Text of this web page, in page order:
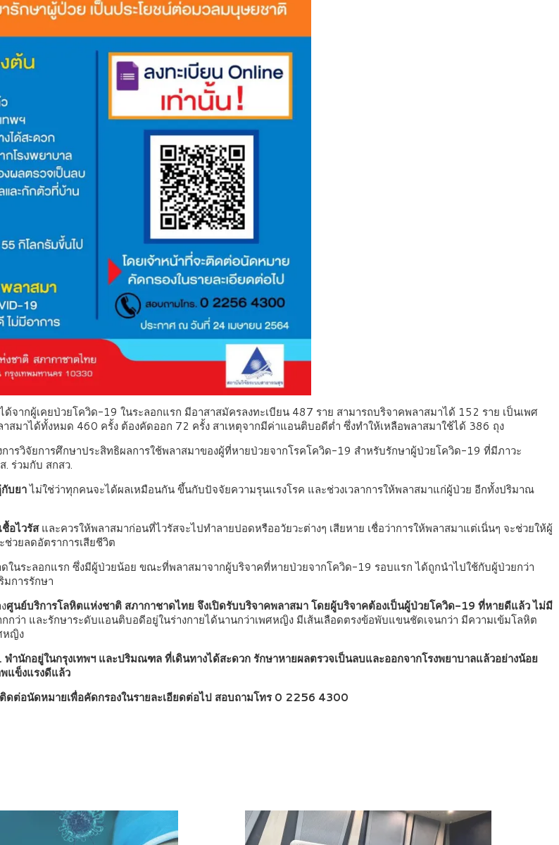
ากผู้เคยป่วยโควิด-19 ในระลอกแรก มีอาสาสมัครลงทะเบียน 487 ราย สามารถบริจาคพลาสมาได้ 152 ราย เป็นเพศ
สมาได้ทั้งหมด 460 ครั้ง ต้องคัดออก 72 ครั้ง สาเหตุจากมีค่าแอนติบอดีต่ำ ซึ่งทำให้เหลือพลาสมาใช้ได้ 386 ถุง
ารวิจัยการศึกษาประสิทธิผลการใช้พลาสมาของผู้ที่หายป่วยจากโรคโควิด-19 สำหรับรักษาผู้ป่วยโควิด-19 ที่มีภาวะ
ร่วมกับ สกสว.
บยาไม่ใช่ว่าทุกคนจะได้ผลเหมือนกัน ขึ้นกับปัจจัยความรุนแรงโรค และช่วงเวลาการให้พลาสมาแก่ผู้ป่วย อีกทั้งปริมาณ
อไวรัสและควรให้พลาสมาก่อนที่ไวรัสจะไปทำลายปอดหรืออวัยวะต่างๆ เสียหาย เชื่อว่าการให้พลาสมาแต่เนิ่นๆ จะช่วยให้ผู้
ช่วยลดอัตราการเสียชีวิต
ในระลอกแรก ซึ่งมีผู้ป่วยน้อย ขณะที่พลาสมาจากผู้บริจาคที่หายป่วยจากโควิด-19 รอบแรก ได้ถูกนำไปใช้กับผู้ป่วยกว่า
การรักษา
ศูนย์บริการโลหิตแห่งชาติ สภากาชาดไทย จึงเปิดรับบริจาคพลาสมา โดยผู้บริจาคต้องเป็นผู้ป่วยโควิด-19 ที่หายดีแล้ว ไม่มี
ว่า และรักษาระดับแอนติบอดีอยู่ในร่างกายได้นานกว่าเพศหญิง มีเส้นเลือดตรงข้อพับแขนชัดเจนกว่า มีความเข้มโลหิต
หญิง
กอยู่ในกรุงเทพฯ และปริมณฑล ที่เดินทางได้สะดวก รักษาหายผลตรวจเป็นลบและออกจากโรงพยาบาลแล้วอย่างน้อย
แข็งแรงดีแล้ว
ดต่อนัดหมายเพื่อคัดกรองในรายละเอียดต่อไป สอบถามโทร 0 2256 4300